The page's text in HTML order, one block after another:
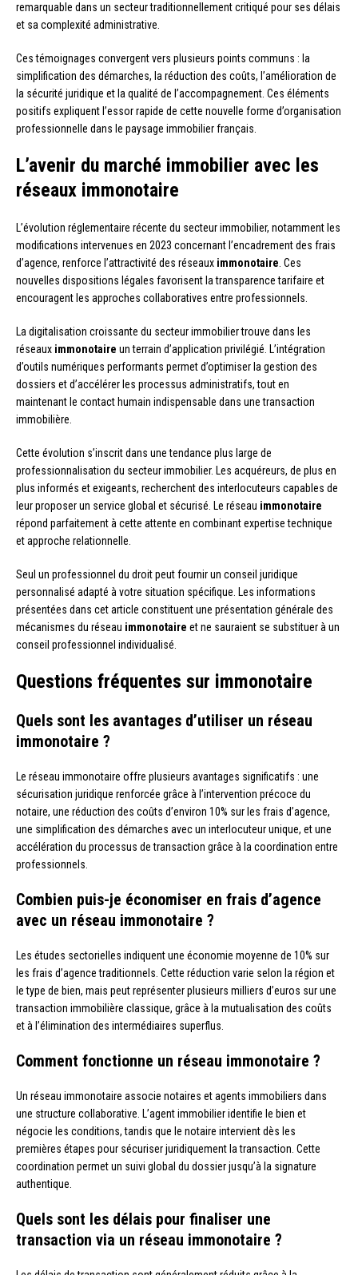
remarquable dans un secteur traditionnellement critiqué pour ses délais
et sa complexité administrative.
Ces témoignages convergent vers plusieurs points communs : la
simplification des démarches, la réduction des coûts, l’amélioration de
la sécurité juridique et la qualité de l’accompagnement. Ces éléments
positifs expliquent l’essor rapide de cette nouvelle forme d’organisation
professionnelle dans le paysage immobilier français.
L’avenir du marché immobilier avec les
réseaux immonotaire
L’évolution réglementaire récente du secteur immobilier, notamment les
modifications intervenues en 2023 concernant l’encadrement des frais
d’agence, renforce l’attractivité des réseaux immonotaire. Ces
nouvelles dispositions légales favorisent la transparence tarifaire et
encouragent les approches collaboratives entre professionnels.
La digitalisation croissante du secteur immobilier trouve dans les
réseaux immonotaire un terrain d’application privilégié. L’intégration
d’outils numériques performants permet d’optimiser la gestion des
dossiers et d’accélérer les processus administratifs, tout en
maintenant le contact humain indispensable dans une transaction
immobilière.
Cette évolution s’inscrit dans une tendance plus large de
professionnalisation du secteur immobilier. Les acquéreurs, de plus en
plus informés et exigeants, recherchent des interlocuteurs capables de
leur proposer un service global et sécurisé. Le réseau immonotaire
répond parfaitement à cette attente en combinant expertise technique
et approche relationnelle.
Seul un professionnel du droit peut fournir un conseil juridique
personnalisé adapté à votre situation spécifique. Les informations
présentées dans cet article constituent une présentation générale des
mécanismes du réseau immonotaire et ne sauraient se substituer à un
conseil professionnel individualisé.
Questions fréquentes sur immonotaire
Quels sont les avantages d’utiliser un réseau
immonotaire ?
Le réseau immonotaire offre plusieurs avantages significatifs : une
sécurisation juridique renforcée grâce à l’intervention précoce du
notaire, une réduction des coûts d’environ 10% sur les frais d’agence,
une simplification des démarches avec un interlocuteur unique, et une
accélération du processus de transaction grâce à la coordination entre
professionnels.
Combien puis-je économiser en frais d’agence
avec un réseau immonotaire ?
Les études sectorielles indiquent une économie moyenne de 10% sur
les frais d’agence traditionnels. Cette réduction varie selon la région et
le type de bien, mais peut représenter plusieurs milliers d’euros sur une
transaction immobilière classique, grâce à la mutualisation des coûts
et à l’élimination des intermédiaires superflus.
Comment fonctionne un réseau immonotaire ?
Un réseau immonotaire associe notaires et agents immobiliers dans
une structure collaborative. L’agent immobilier identifie le bien et
négocie les conditions, tandis que le notaire intervient dès les
premières étapes pour sécuriser juridiquement la transaction. Cette
coordination permet un suivi global du dossier jusqu’à la signature
authentique.
Quels sont les délais pour finaliser une
transaction via un réseau immonotaire ?